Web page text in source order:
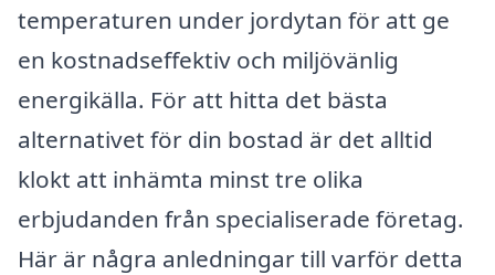
temperaturen under jordytan för att ge
en kostnadseffektiv och miljövänlig
energikälla. För att hitta det bästa
alternativet för din bostad är det alltid
klokt att inhämta minst tre olika
erbjudanden från specialiserade företag.
Här är några anledningar till varför detta